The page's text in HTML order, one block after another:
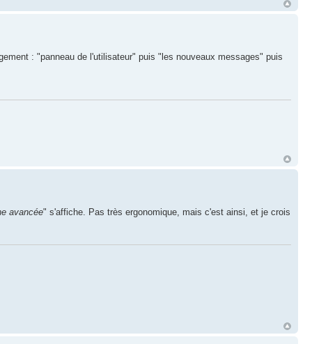
: "panneau de l'utilisateur" puis "les nouveaux messages" puis
avancée" s'affiche. Pas très ergonomique, mais c'est ainsi, et je crois